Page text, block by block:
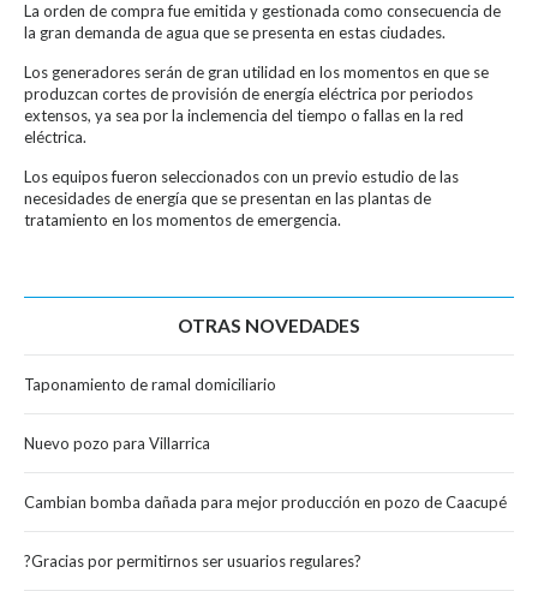
La orden de compra fue emitida y gestionada como consecuencia de
la gran demanda de agua que se presenta en estas ciudades.
Los generadores serán de gran utilidad en los momentos en que se
produzcan cortes de provisión de energía eléctrica por periodos
extensos, ya sea por la inclemencia del tiempo o fallas en la red
eléctrica.
Los equipos fueron seleccionados con un previo estudio de las
necesidades de energía que se presentan en las plantas de
tratamiento en los momentos de emergencia.
OTRAS NOVEDADES
Taponamiento de ramal domiciliario
Nuevo pozo para Villarrica
Cambian bomba dañada para mejor producción en pozo de Caacupé
?Gracias por permitirnos ser usuarios regulares?